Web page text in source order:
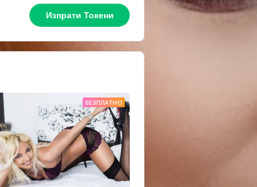
Изпрати Токени
БЕЗПЛАТНО